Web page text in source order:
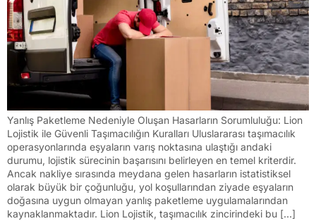
Yanlış Paketleme Nedeniyle Oluşan Hasarların Sorumluluğu: Lion
Lojistik ile Güvenli Taşımacılığın Kuralları Uluslararası taşımacılık
operasyonlarında eşyaların varış noktasına ulaştığı andaki
durumu, lojistik sürecinin başarısını belirleyen en temel kriterdir.
Ancak nakliye sırasında meydana gelen hasarların istatistiksel
olarak büyük bir çoğunluğu, yol koşullarından ziyade eşyaların
doğasına uygun olmayan yanlış paketleme uygulamalarından
kaynaklanmaktadır. Lion Lojistik, taşımacılık zincirindeki bu […]